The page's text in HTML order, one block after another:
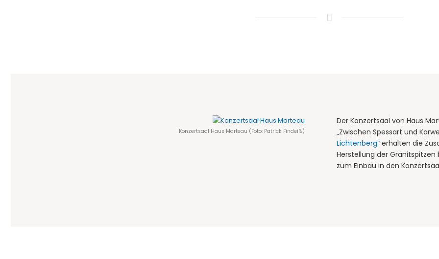
Konzertsaal Haus Marteau (Foto: Patrick Findeiß)
Der Konzertsaal von Haus
„Zwischen Spessart und
Lichtenberg“ erhalten die
Herstellung der Granitspitzen
zum Einbau in den